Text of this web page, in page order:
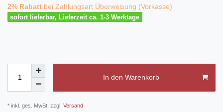
2% Rabatt bei Zahlungsart Überweisung (Vorkasse)
sofort lieferbar, Lieferzeit ca. 1-3 Werktage
In den Warenkorb
* inkl. ges. MwSt. zzgl. Versand